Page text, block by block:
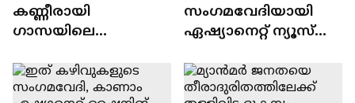
കണ്ണീരായി
ഗാസയിലെ
കുഞ്ഞുങ്ങൾ
സംഗമവേദിയായി
ഏഷ്യാനെറ്റ് ന്യൂസ്
സീസൺ 2